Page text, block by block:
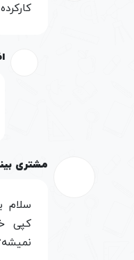
مشتری
سلام
کپی